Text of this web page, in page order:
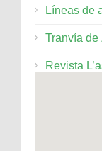
Líneas de
Tranvía de
Revista